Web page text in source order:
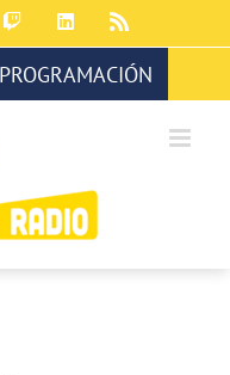
TwitchLinkedIn
PROGRAMACIÓN